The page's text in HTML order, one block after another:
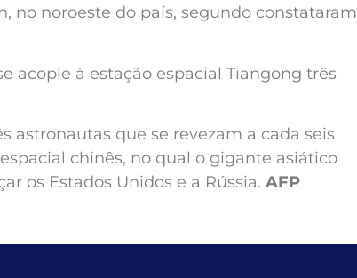
no noroeste do país, segundo constataram
acople à estação espacial Tiangong três
astronautas que se revezam a cada seis
chinês, no qual o gigante asiático
os Estados Unidos e a Rússia. AFP